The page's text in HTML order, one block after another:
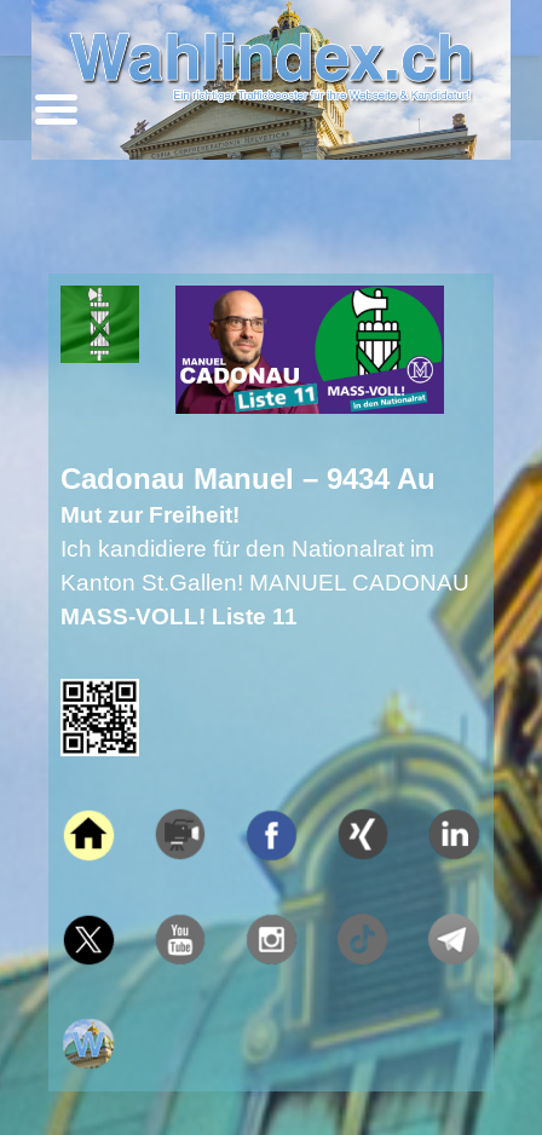
Kanton St. Gallen
Cadonau Manuel – 9434 Au
Mut zur Freiheit!
Ich kandidiere für den Nationalrat im
Kanton St.Gallen! MANUEL CADONAU
MASS-VOLL! Liste 11